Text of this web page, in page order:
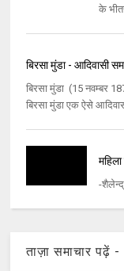
के
बिरसा मुंडा - आदिवासी
बिरसा मुंडा (15 नवम्बर
बिरसा मुंडा एक ऐसे
महिला
-
ताज़ा समाचार पढ़ें -